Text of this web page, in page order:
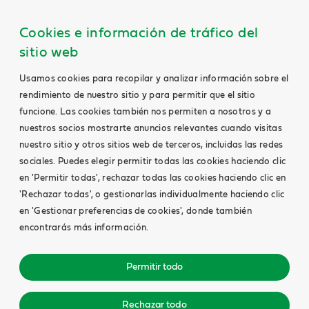
Cookies e información de tráfico del
sitio web
Usamos cookies para recopilar y analizar información sobre el
rendimiento de nuestro sitio y para permitir que el sitio
funcione. Las cookies también nos permiten a nosotros y a
nuestros socios mostrarte anuncios relevantes cuando visitas
nuestro sitio y otros sitios web de terceros, incluidas las redes
sociales. Puedes elegir permitir todas las cookies haciendo clic
en 'Permitir todas', rechazar todas las cookies haciendo clic en
'Rechazar todas', o gestionarlas individualmente haciendo clic
en 'Gestionar preferencias de cookies', donde también
encontrarás más información.
Permitir todo
Rechazar todo